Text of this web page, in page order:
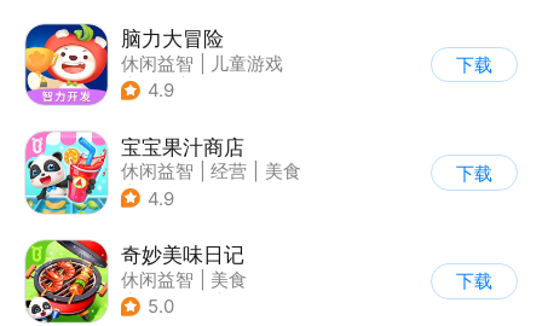
脑力大冒险
休闲益智
儿童游戏
| 卡通
4.9
下载
宝宝果汁商店
休闲益智 经营
美食
| 宝宝巴士
4.9
下载
奇妙美味日记
休闲益智
美食
| 宝宝巴士
5.0
下载